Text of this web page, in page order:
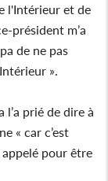
l'Intérieur et de
président m’a
de ne pas
».
prié de dire à
« car c’est
appelé pour être